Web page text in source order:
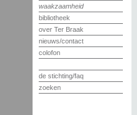
waakzaamheid
bibliotheek
over Ter Braak
nieuws/contact
colofon
de stichting/faq
zoeken